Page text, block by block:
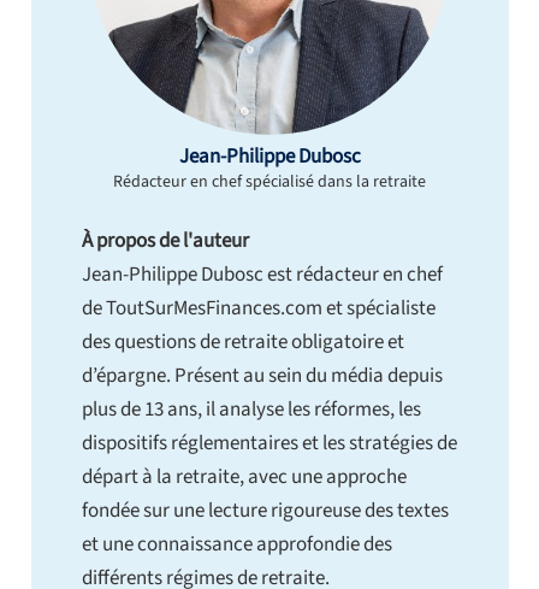
Jean-Philippe Dubosc
Rédacteur en chef spécialisé dans la retraite
À propos de l'auteur
Jean-Philippe Dubosc est rédacteur en chef
de ToutSurMesFinances.com et spécialiste
des questions de retraite obligatoire et
d’épargne. Présent au sein du média depuis
plus de 13 ans, il analyse les réformes, les
dispositifs réglementaires et les stratégies de
départ à la retraite, avec une approche
fondée sur une lecture rigoureuse des textes
et une connaissance approfondie des
différents régimes de retraite.